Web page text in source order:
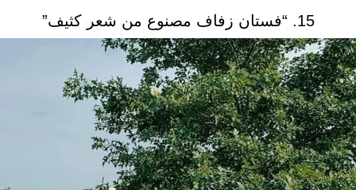
15. “فستان زفاف مصنوع من شعر كثيف”